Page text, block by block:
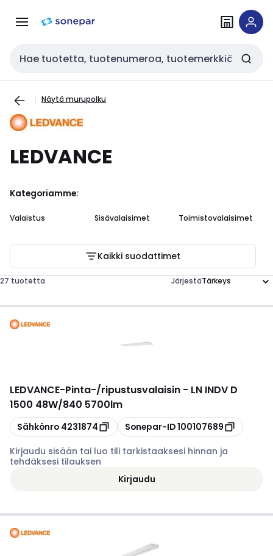
navigointiinsisältöön
Haku
Näytä murupolku
LEDVANCE
Kategoriamme:
Valaistus Sisävalaisimet Toimistovalaisimet
Kaikki suodattimet
27 tuotetta Järjestä
LEDVANCE-Pinta-/ripustusvalaisin - LN INDV D
1500 48W/840 5700lm
Kopioi
Sähkönro 4231874 Kopioi
Sonepar-ID100107689
Kirjaudu sisään tai luo tili tarkistaaksesi hinnan ja
tehdäksesi tilauksen
Kirjaudu